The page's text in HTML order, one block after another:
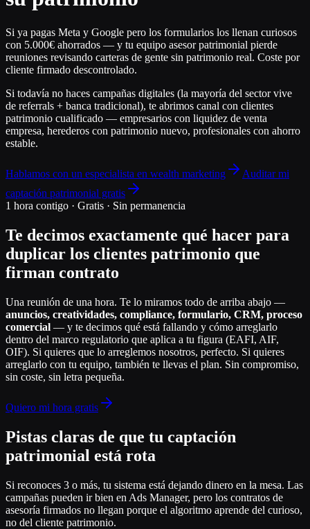
Si ya pagas Meta y Google pero los formularios los llenan curiosos
con 5.000€ ahorrados — y tu equipo asesor patrimonial pierde
reuniones revisando carteras de gente sin patrimonio real. Coste por
cliente firmado descontrolado.
Si todavía no haces campañas digitales (la mayoría del sector vive
de referrals + banca tradicional), te abrimos canal con clientes
patrimonio cualificado — empresarios con liquidez de venta
empresa, herederos con patrimonio nuevo, profesionales con ahorro
estable.
Hablamos con un especialista en wealth marketing
Auditar mi
captación patrimonial gratis
1 hora contigo · Gratis · Sin permanencia
Te decimos exactamente qué hacer para
duplicar los clientes patrimonio que
firman contrato
Una reunión de una hora. Te lo miramos todo de arriba abajo —
anuncios, creatividades, compliance, formulario, CRM, proceso
comercial — y te decimos qué está fallando y cómo arreglarlo
dentro del marco regulatorio que aplica a tu figura (EAFI, AIF,
OIF). Si quieres que lo arreglemos nosotros, perfecto. Si quieres
arreglarlo con tu equipo, también te llevas el plan. Sin compromiso,
sin coste, sin letra pequeña.
Quiero mi hora gratis
Pistas claras de que tu captación
patrimonial está rota
Si reconoces 3 o más, tu sistema está dejando dinero en la mesa. Las
campañas pueden ir bien en Ads Manager, pero los contratos de
asesoría firmados no llegan porque el algoritmo aprende del curioso,
no del cliente patrimonio.